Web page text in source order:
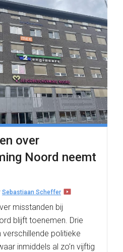
over
Noord neemt
Sebastiaan Scheffer
misstanden bij
blijft toenemen. Drie
politieke
inmiddels al zo’n vijftig